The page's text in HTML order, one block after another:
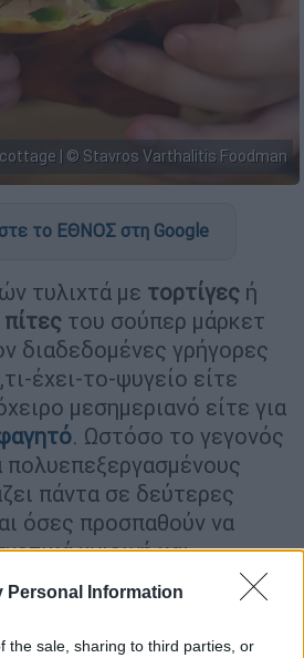
Personal Information
the sale, sharing to third parties, or
cottage | © Stavros Varthalitis Foodman
το ΕΘΝΟΣ στη Google
τυλιχτά με τορτίγες ή
του σούπερ μάρκετ
διαδεδομένες γρήγορες
έχει-το-ψυγείο είτε
μεσημεριανό είτε για
. Ωστόσο το γεγονός
πολυεπεξεργασμένους
πάντα σε δεύτερες
όσες προσπαθούν να
υγιεινή και
ή υιοθετούν μια
υδατανθράκων.